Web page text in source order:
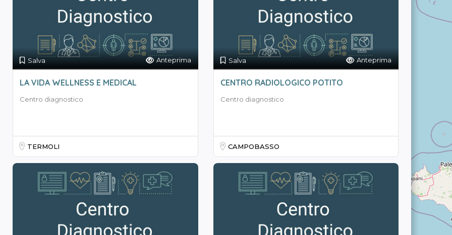
Salva Anteprima
LA VIDA WELLNESS E MEDICAL
Centro diagnostico
TERMOLI
Salva Anteprima
CENTRO RADIOLOGICO POTITO
Centro diagnostico
CAMPOBASSO